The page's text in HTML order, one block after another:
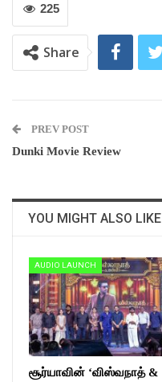
225
Share
PREV POST
Dunki Movie Review
YOU MIGHT ALSO LIKE
AUDIO LAUNCH
சூர்யாவின் ‘விஸ்வநாத் &